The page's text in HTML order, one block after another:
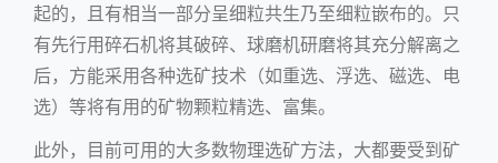
起的，且有相当一部分呈细粒共生乃至细粒嵌布的。只
有先行用碎石机将其破碎、球磨机研磨将其充分解离之
后，方能采用各种选矿技术（如重选、浮选、磁选、电
选）等将有用的矿物颗粒精选、富集。
此外，目前可用的大多数物理选矿方法，大都要受到矿